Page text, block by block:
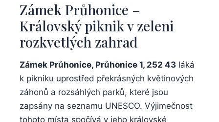
Zámek Průhonice –
‍Královský⁢ piknik v zeleni
rozkvetlých zahrad
Zámek Průhonice, Průhonice 1, 252 43 láká
k pikniku uprostřed překrásných květinových
záhonů a rozsáhlých ​parků, které jsou
zapsány na ‍seznamu UNESCO. Výjimečnost
tohoto místa spočívá ‍v jeho královské